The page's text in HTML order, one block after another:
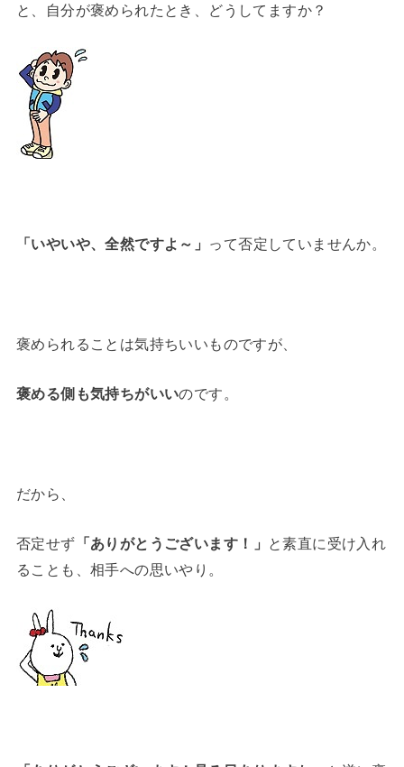
と、自分が褒められたとき、どうしてますか？
「いやいや、全然ですよ～」 って否定していませんか。
褒められることは気持ちいいものですが、
褒める側も気持ちがいいのです。
だから、
否定せず 「ありがとうございます！」
と素直に受け入れ
ることも、相手への思いやり。